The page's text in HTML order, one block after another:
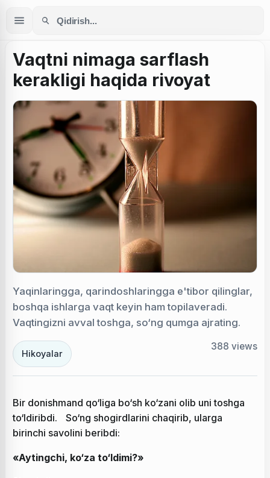
Vaqtni nimaga sarflash
kerakligi haqida rivoyat
Yaqinlaringga, qarindoshlaringga e'tibor qilinglar,
boshqa ishlarga vaqt keyin ham topilaveradi.
Vaqtingizni avval toshga, so‘ng qumga ajrating.
Hikoyalar
388 views
Bir donishmand qo‘liga bo‘sh ko‘zani olib uni toshga
to‘ldiribdi. So‘ng shogirdlarini chaqirib, ularga
birinchi savolini beribdi:
«Aytingchi, ko‘za to‘ldimi?»